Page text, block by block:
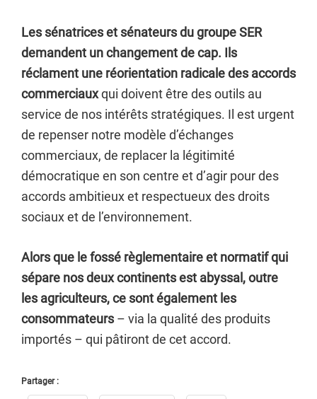
Les sénatrices et sénateurs du groupe SER
demandent un changement de cap. Ils
réclament une réorientation radicale des accords
commerciauxqui doivent être des outils au
service de nos intérêts stratégiques. Il est urgent
de repenser notre modèle d’échanges
commerciaux, de replacer la légitimité
démocratique en son centre et d’agir pour des
accords ambitieux et respectueux des droits
sociaux et de l’environnement.
Alors que le fossé règlementaire et normatif qui
sépare nos deux continents est abyssal, outre
les agriculteurs, ce sont également les
consommateurs – via la qualité des produits
importés – qui pâtiront de cet accord.
Partager :